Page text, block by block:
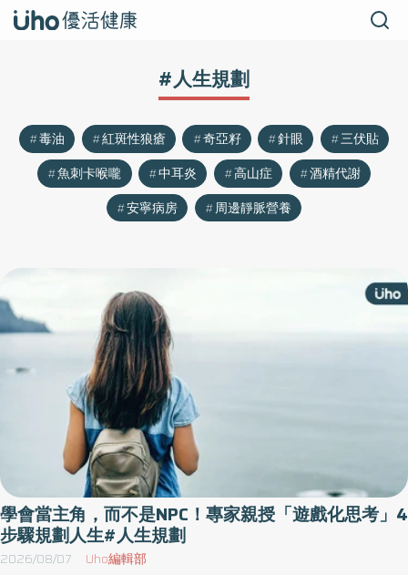
#人生規劃
毒油 紅斑性狼瘡 奇亞籽 針眼
三伏貼
魚刺卡喉嚨
中耳炎 高山症
酒精代謝
安寧病房
周邊靜脈營養
學會當主角，而不是NPC！專家親授「遊戲化思考」4
步驟規劃人生#人生規劃
2026/08/07 Uho編輯部